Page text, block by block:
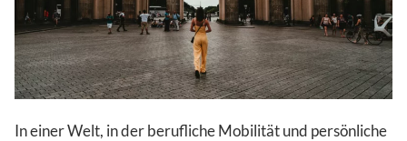
In einer Welt, in der berufliche Mobilität und persönliche